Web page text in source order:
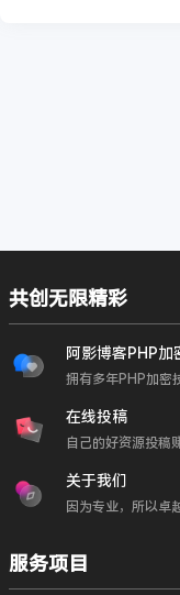
共创无限精彩
阿影博客PHP加
拥有多年PHP加密
在线投稿
自己的好资源投稿
关于我们
因为专业，所以卓
服务项目